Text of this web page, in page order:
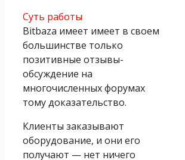
Суть работы
Bitbaza имеет имеет в своем
большинстве только
позитивные отзывы-
обсуждение на
многочисленных форумах
тому доказательство.
Клиенты заказывают
оборудование, и они его
получают — нет ничего